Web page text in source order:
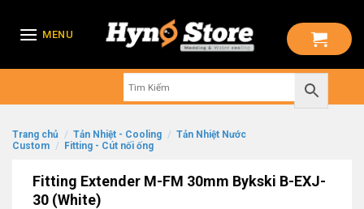
MENU
Trang chủ / Tản Nhiệt - Cooling / Tản Nhiệt Nước
Custom / Fitting - Cút nối ống
Fitting Extender M-FM 30mm Bykski B-EXJ-
30 (White)